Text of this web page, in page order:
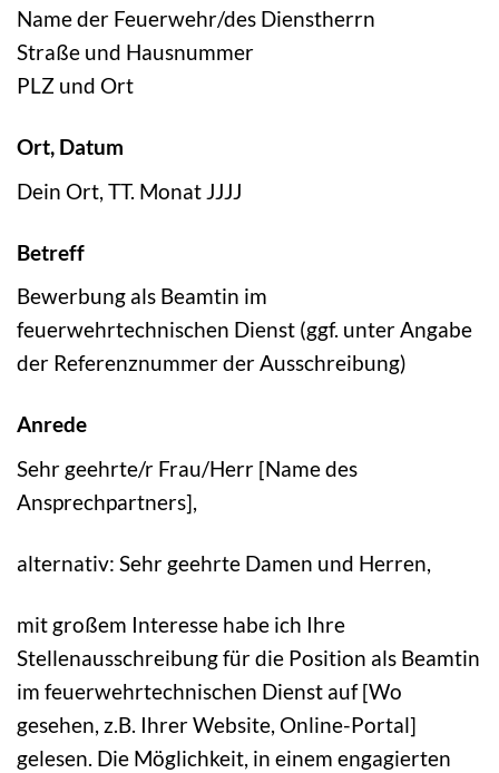
Name der Feuerwehr/des Dienstherrn
Straße und Hausnummer
PLZ und Ort
Ort, Datum
Dein Ort, TT. Monat JJJJ
Betreff
Bewerbung als Beamtin im
feuerwehrtechnischen Dienst (ggf. unter Angabe
der Referenznummer der Ausschreibung)
Anrede
Sehr geehrte/r Frau/Herr [Name des
Ansprechpartners],
alternativ: Sehr geehrte Damen und Herren,
mit großem Interesse habe ich Ihre
Stellenausschreibung für die Position als Beamtin
im feuerwehrtechnischen Dienst auf [Wo
gesehen, z.B. Ihrer Website, Online-Portal]
gelesen. Die Möglichkeit, in einem engagierten